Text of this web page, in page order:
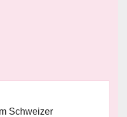
Schweizer